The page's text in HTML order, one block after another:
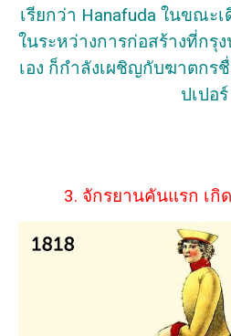
เรียกว่า Hanafuda ในขณะ
ในระหว่างการก่อสร้างที่กรุ
เอง ก็กำลังเผชิญกับฆาตกร
ปเปอร์
3. จักรยานคันแรก เกิ